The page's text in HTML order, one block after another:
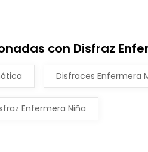
con Disfraz
Disfraces Enfermera
Enfermera Niña